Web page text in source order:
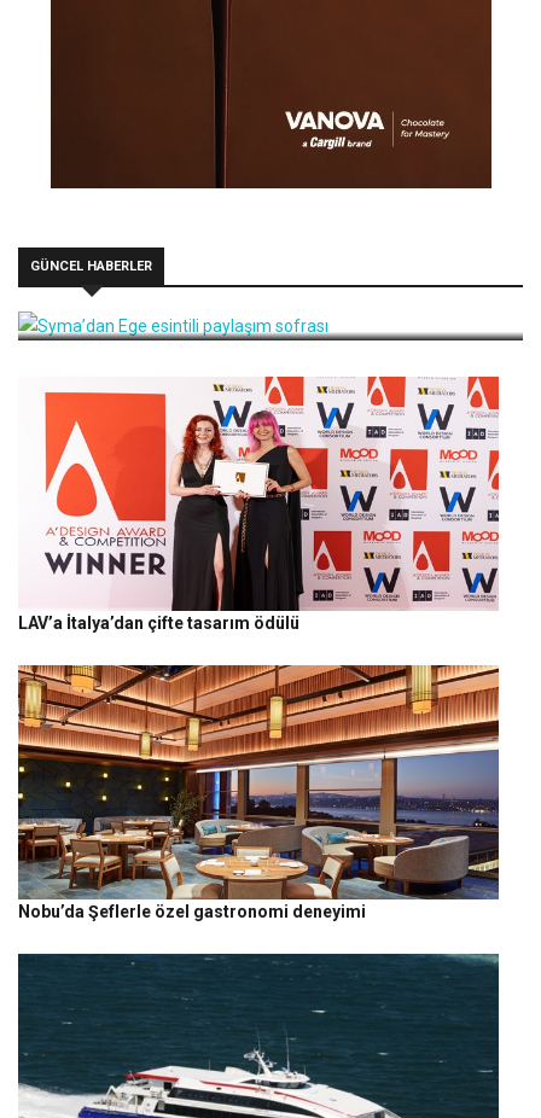
GÜNCEL HABERLER
Syma’dan Ege esintili paylaşım sofrası
LAV’a İtalya’dan çifte tasarım ödülü
Nobu’da Şeflerle özel gastronomi deneyimi